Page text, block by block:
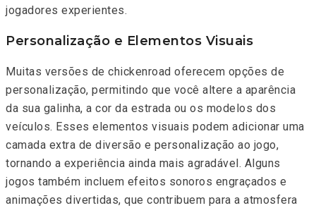
jogadores experientes.
Personalização e Elementos Visuais
Muitas versões de chickenroad oferecem opções de
personalização, permitindo que você altere a aparência
da sua galinha, a cor da estrada ou os modelos dos
veículos. Esses elementos visuais podem adicionar uma
camada extra de diversão e personalização ao jogo,
tornando a experiência ainda mais agradável. Alguns
jogos também incluem efeitos sonoros engraçados e
animações divertidas, que contribuem para a atmosfera